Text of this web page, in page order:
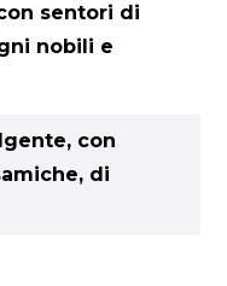
sentori di
nobili e
con
di